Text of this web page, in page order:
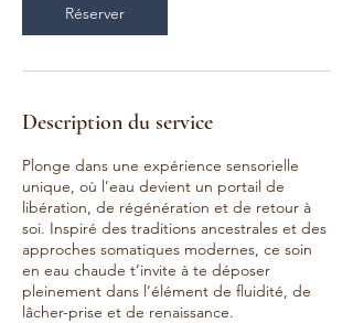
Réserver
Description du service
Plonge dans une expérience sensorielle
unique, où l’eau devient un portail de
libération, de régénération et de retour à
soi. Inspiré des traditions ancestrales et des
approches somatiques modernes, ce soin
en eau chaude t’invite à te déposer
pleinement dans l’élément de fluidité, de
lâcher-prise et de renaissance.